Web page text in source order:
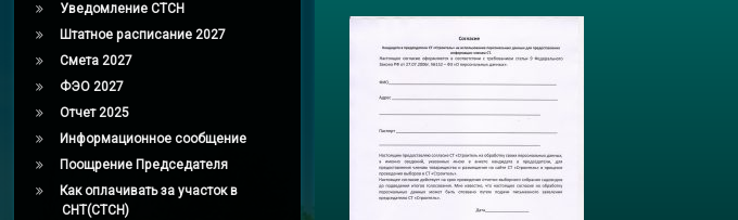
Уведомление СТСН
Штатное расписание 2027
Смета 2027
ФЭО 2027
Отчет 2025
Информационное сообщение
Поощрение Председателя
Как оплачивать за участок в
СНТ(СТСН)